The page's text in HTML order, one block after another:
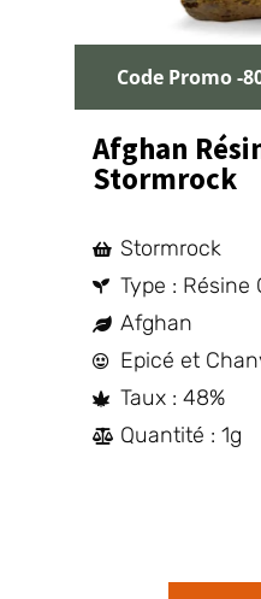
Code Promo -
Afghan
Stormrock
Stormrock
Type : Résine
Afghan
Epicé et
Taux : 48%
Quantité : 1g